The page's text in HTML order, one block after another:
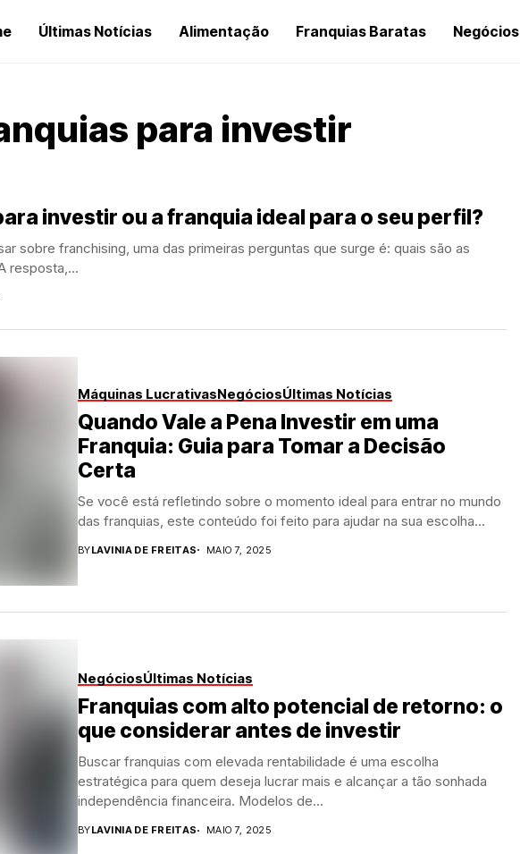
Últimas Notícias Alimentação Franquias Baratas Negócios
para investir
investir ou a franquia ideal para o seu perfil?
sobre franchising, uma das primeiras perguntas que surge é: quais são as
resposta,...
Máquinas LucrativasNegóciosÚltimas Notícias
Quando Vale a Pena Investir em uma
Franquia: Guia para Tomar a Decisão
Certa
Se você está refletindo sobre o momento ideal para entrar no mundo
das franquias, este conteúdo foi feito para ajudar na sua escolha...
BYLAVINIA DE FREITAS MAIO 7, 2025
NegóciosÚltimas Notícias
Franquias com alto potencial de retorno: o
que considerar antes de investir
Buscar franquias com elevada rentabilidade é uma escolha
estratégica para quem deseja lucrar mais e alcançar a tão sonhada
independência financeira. Modelos de...
BYLAVINIA DE FREITAS MAIO 7, 2025